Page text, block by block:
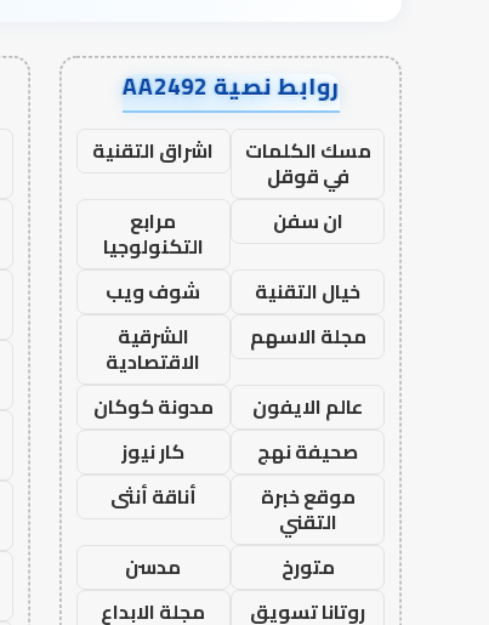
روابط نصية AA2492
مسك الكلمات
في قوقل
اشراق التقنية
ان سفن
مرابع
التكنولوجيا
خيال التقنية
شوف ويب
مجلة الاسهم
الشرقية
الاقتصادية
عالم الايفون
مدونة كوكان
صحيفة نهج
كار نيوز
موقع خبرة
التقني
أناقة أنثى
متورخ
مدسن
روتانا تسويق
مجلة الابداع